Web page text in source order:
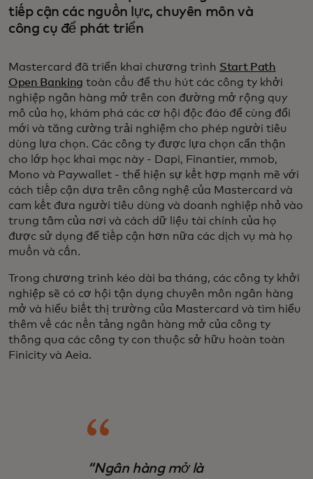
tiếp cận các nguồn lực, chuyên môn và
công cụ để phát triển
Mastercard đã triển khai chương trình Start Path
Open Banking toàn cầu để thu hút các công ty khởi
nghiệp ngân hàng mở trên con đường mở rộng quy
mô của họ, khám phá các cơ hội độc đáo để cùng đổi
mới và tăng cường trải nghiệm cho phép người tiêu
dùng lựa chọn. Các công ty được lựa chọn cẩn thận
cho lớp học khai mạc này - Dapi, Finantier, mmob,
Mono và Paywallet - thể hiện sự kết hợp mạnh mẽ với
cách tiếp cận dựa trên công nghệ của Mastercard và
cam kết đưa người tiêu dùng và doanh nghiệp nhỏ vào
trung tâm của nơi và cách dữ liệu tài chính của họ
được sử dụng để tiếp cận hơn nữa các dịch vụ mà họ
muốn và cần.
Trong chương trình kéo dài ba tháng, các công ty khởi
nghiệp sẽ có cơ hội tận dụng chuyên môn ngân hàng
mở và hiểu biết thị trường của Mastercard và tìm hiểu
thêm về các nền tảng ngân hàng mở của công ty
thông qua các công ty con thuộc sở hữu hoàn toàn
Finicity và Aeia.
“Ngân hàng mở là